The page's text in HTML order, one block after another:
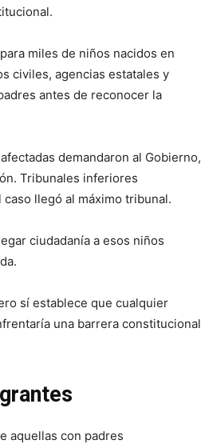
miles de niños nacidos en
civiles, agencias estatales y
antes de reconocer la
demandaron al Gobierno,
Tribunales inferiores
llegó al máximo tribunal.
ciudadanía a esos niños
sí establece que cualquier
una barrera constitucional
aquellas con padres